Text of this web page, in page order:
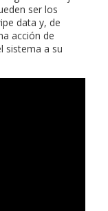
ser los
data y, de
acción de
sistema a su